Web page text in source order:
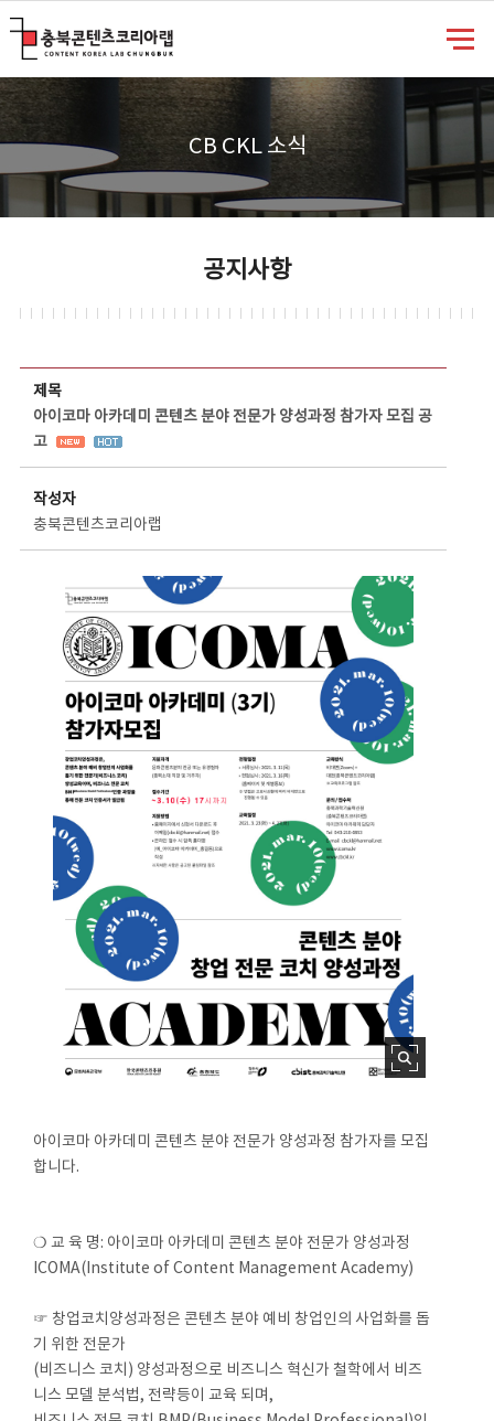
CB CKL 소식
공지사항
제목
아이코마 아카데미 콘텐츠 분야 전문가 양성과정 참가자 모집 공
고
작성자
충북콘텐츠코리아랩
아이코마 아카데미 콘텐츠 분야 전문가 양성과정 참가자를 모집
합니다.
❍ 교 육 명: 아이코마 아카데미 콘텐츠 분야 전문가 양성과정
ICOMA(Institute of Content Management Academy)
☞ 창업코치양성과정은 콘텐츠 분야 예비 창업인의 사업화를 돕
기 위한 전문가
(비즈니스 코치) 양성과정으로 비즈니스 혁신가 철학에서 비즈
니스 모델 분석법, 전략등이 교육 되며,